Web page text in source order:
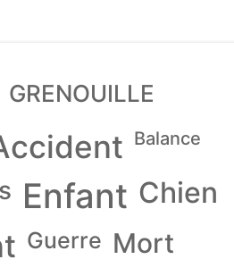
GRENOUILLE
Balance
Enfant Chien
Guerre Mort